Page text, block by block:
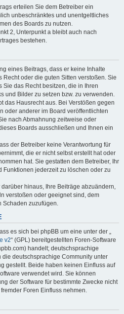
erteilen Sie dem Betreiber ein
unbeschränktes und unentgeltliches
des Boards zu nutzen.
2, Unterpunkt a bleibt auch nach
bestehen.
eines Beitrags, dass er keine Inhalte
Recht oder die guten Sitten verstoßen. Sie
Sie das Recht besitzen, die in Ihren
und Bilder zu setzen bzw. zu verwenden.
das Hausrecht aus. Bei Verstößen gegen
oder anderer im Board veröffentlichten
nach Abmahnung zeitweise oder
Boards ausschließen und Ihnen ein
der Betreiber keine Verantwortung für
die er nicht selbst erstellt hat oder
hat. Sie gestatten dem Betreiber, Ihr
Funktionen jederzeit zu löschen oder zu
hinaus, Ihre Beiträge abzuändern,
verstoßen oder geeignet sind, dem
zuzufügen.
es sich bei phpBB um eine unter der „
v2“ (GPL) bereitgestellten Foren-Software
handelt; deutschsprachige
die deutschsprachige Community unter
gestellt. Beide haben keinen Einfluss auf
verwendet wird. Sie können
der Software für bestimmte Zwecke nicht
Foren Einfluss nehmen.